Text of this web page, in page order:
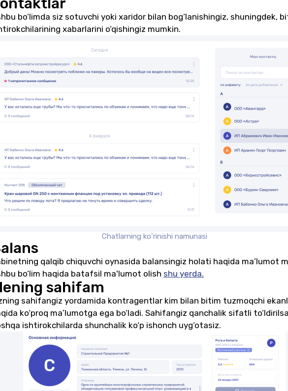
bo‘limda siz sotuvchi yoki xaridor bilan bog‘lanishingiz, shuningdek,
xabarlarini o‘qishingiz mumkin.
Chatlarning ko‘rinishi namunasi
qalqib chiquvchi oynasida balansingiz holati haqida ma’lumot
bo‘lim haqida batafsil ma'lumot olish shu yerda.
sahifam
sahifangiz yordamida kontragentlar kim bilan bitim tuzmoqchi
ko‘proq ma’lumotga ega bo‘ladi. Sahifangiz qanchalik sifatli
ishtirokchilarda shunchalik ko‘p ishonch uyg‘otasiz.